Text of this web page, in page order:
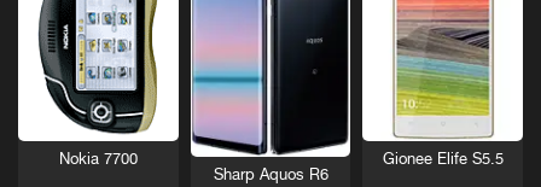
Gionee Elife S5.5
Sharp Aquos R6
Nokia 7700